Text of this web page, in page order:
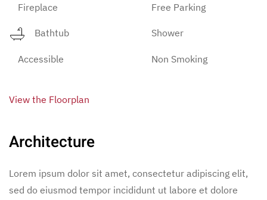
Fireplace Free Parking
Bathtub Shower
Accessible Non Smoking
View the Floorplan
Architecture
Lorem ipsum dolor sit amet, consectetur adipiscing elit,
sed do eiusmod tempor incididunt ut labore et dolore